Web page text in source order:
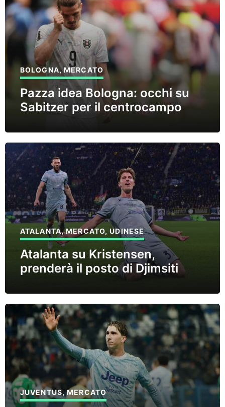
BOLOGNA,MERCATO
Pazza idea Bologna: occhi su
Sabitzer per il centrocampo
ATALANTA,MERCATO,UDINESE
Atalanta su Kristensen,
prenderà il posto di Djimsiti
JUVENTUS,MERCATO